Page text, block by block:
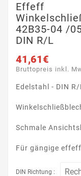
Effeff
42B35-04 /
DIN R/L
41,61€
Bruttopreis inkl.
Edelstahl - DIN R/L
Schmale
Für gängige
DIN Richtung :